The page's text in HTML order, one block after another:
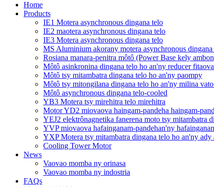
Home
Products
IE1 Motera asynchronous dingana telo
IE2 maotera asynchronous dingana telo
IE3 Motera asynchronous dingana telo
MS Aluminium akorany motera asynchronous dingana
Rosiana manara-penitra môtô (Power Base kely
Môtô asinkronina dingana telo ho an'ny reducer
Môtô tsy mitambatra dingana telo ho an'ny paompy
Môtô tsy mitongilana dingana telo ho an'ny milina
Môtô asynchronous dingana telo-cooled
YB3 Motera tsy mirehitra telo mirehitra
Motor YD2 miovaova haingam-pandeha haingam-
YEJ2 elektrônagnetika fanerena moto tsy mitambatra
YVP miovaova hafainganam-pandehan'ny
YXP Motera tsy mitambatra dingana telo ho an'ny
Cooling Tower Motor
News
Vaovao momba ny orinasa
Vaovao momba ny indostria
FAQs